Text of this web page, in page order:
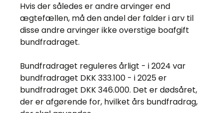
Hvis der således er andre arvinger end
ægtefællen, må den andel der falder i arv til
disse andre arvinger ikke overstige boafgift
bundfradraget.
Bundfradraget reguleres årligt - i 2024 var
bundfradraget DKK 333.100 - i 2025 er
bundfradraget DKK 346.000. Det er dødsåret,
der er afgørende for, hvilket års bundfradrag,